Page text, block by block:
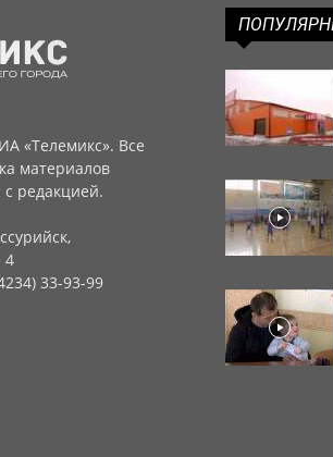
«Телемикс». Все
материалов
с редакцией.
4
33-93-99